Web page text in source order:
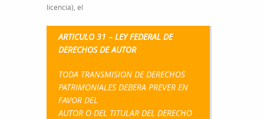
licencia), el
ARTICULO 31 – LEY FEDERAL DE
DERECHOS DE AUTOR
TODA TRANSMISION DE DERECHOS
PATRIMONIALES DEBERA PREVER EN
FAVOR DEL
AUTOR O DEL TITULAR DEL DERECHO